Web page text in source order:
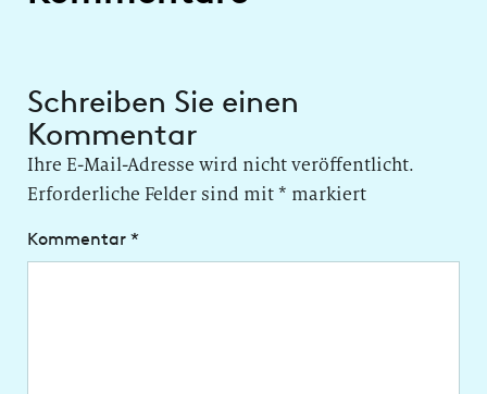
Schreiben Sie einen
Kommentar
Ihre E-Mail-Adresse wird nicht veröffentlicht.
Erforderliche Felder sind mit* markiert
Kommentar *